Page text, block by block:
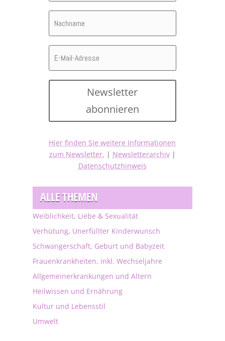
Newsletter
abonnieren
Hier finden Sie weitere Informationen
zum Newsletter. | Newsletterarchiv|
Datenschutzhinweis
ALLE THEMEN
Weiblichkeit, Liebe & Sexualität
Verhütung, Unerfüllter Kinderwunsch
Schwangerschaft, Geburt und Babyzeit
Frauenkrankheiten, inkl. Wechseljahre
Allgemeinerkrankungen und Altern
Heilwissen und Ernährung
Kultur und Lebensstil
Umwelt